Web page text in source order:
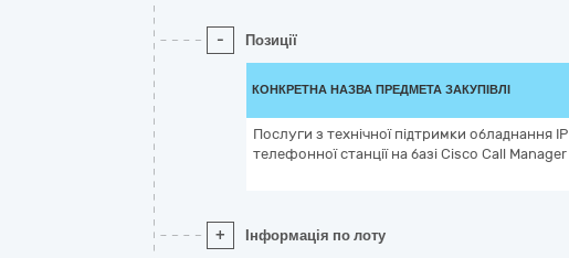
- Позиції
КОНКРЕТНА НАЗВА ПРЕДМЕТА ЗАКУПІВЛІ
Послуги з технічної підтримки обладнання ІР
телефонної станції на базі Cisco Call Manager
+ Інформація по лоту